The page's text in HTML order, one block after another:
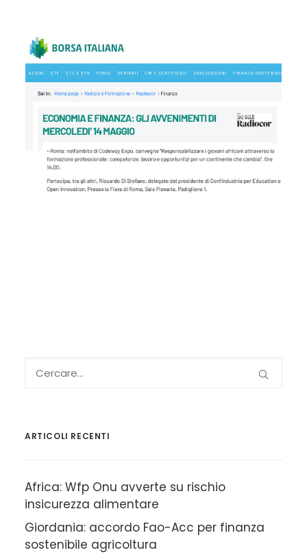
ARTICOLI RECENTI
Africa: Wfp Onu avverte su rischio
insicurezza alimentare
Giordania: accordo Fao-Acc per finanza
sostenibile agricoltura